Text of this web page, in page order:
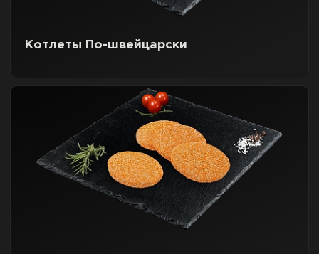
Котлеты По-швейцарски